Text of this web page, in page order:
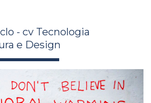
- cv Tecnologia
e Design